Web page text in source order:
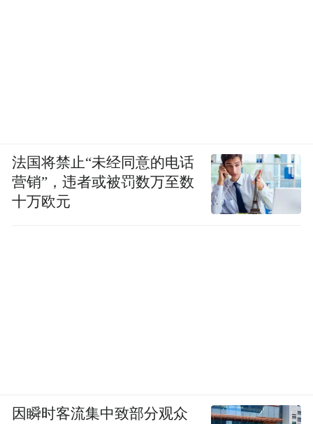
法国将禁止“未经同意的电话
营销”，违者或被罚数万至数
十万欧元
因瞬时客流集中致部分观众